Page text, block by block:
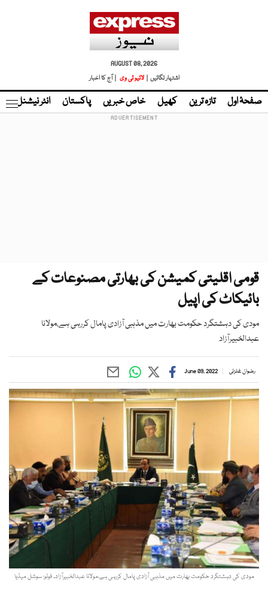
AUGUST 08, 2026
اشتہار لگائیں |
لائیو ٹی وی | آج کا اخبار
صفحۂ اول تازہ ترین کھیل خاص خبریں پاکستان انٹر نیشنل
قومی اقلیتی کمیشن کی بھارتی مصنوعات کے
بائیکاٹ کی اپیل
مودی کی دہشتگرد حکومت بھارت میں مذہبی آزادی پامال کررہی ہے،مولانا
عبدالخبیرآزاد
رضوان غلزئی June 09, 2022
مودی کی دہشتگرد حکومت بھارت میں مذہبی آزادی پامال کررہی ہے،مولانا عبدالخبیرآزاد۔ فوٹو: سوشل میڈیا